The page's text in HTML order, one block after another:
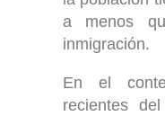
a menos
inmigración.
En el
recientes